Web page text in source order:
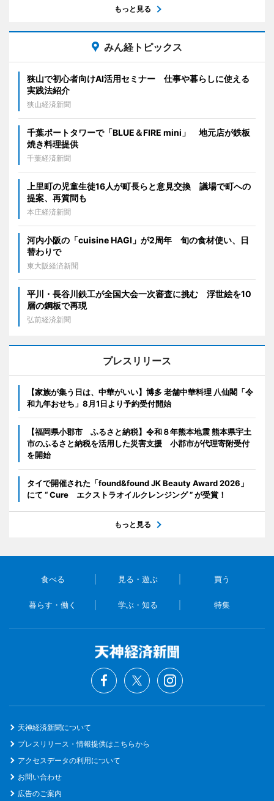
もっと見る
みん経トピックス
狭山で初心者向けAI活用セミナー 仕事や暮らしに使える
実践法紹介
狭山経済新聞
千葉ポートタワーで「BLUE＆FIRE mini」 地元店が鉄板
焼き料理提供
千葉経済新聞
上里町の児童生徒16人が町長らと意見交換 議場で町への
提案、再質問も
本庄経済新聞
河内小阪の「cuisine HAGI」が2周年 旬の食材使い、日
替わりで
東大阪経済新聞
平川・長谷川鉄工が全国大会一次審査に挑む 浮世絵を10
層の鋼板で再現
弘前経済新聞
プレスリリース
【家族が集う日は、中華がいい】博多 老舗中華料理 八仙閣「令
和九年おせち」8月1日より予約受付開始
【福岡県小郡市 ふるさと納税】令和８年熊本地震 熊本県宇土
市のふるさと納税を活用した災害支援 小郡市が代理寄附受付
を開始
タイで開催された「found&found JK Beauty Award 2026」
にて “ Cure エクストラオイルクレンジング ” が受賞！
もっと見る
食べる 見る・遊ぶ 買う
暮らす・働く 学ぶ・知る 特集
天神経済新聞について
プレスリリース・情報提供はこちらから
アクセスデータの利用について
お問い合わせ
広告のご案内